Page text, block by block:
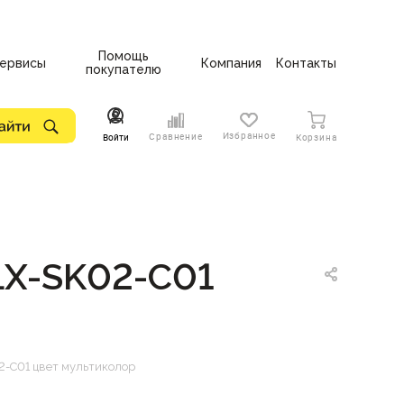
Помощь
покупателю
Компания Контакты
Войти Сравнение Избранное Корзина
SK02-С01
С01 цвет мультиколор